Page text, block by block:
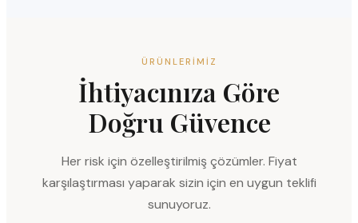
ÜRÜNLERIMIZ
İhtiyacınıza Göre
Doğru Güvence
Her risk için özelleştirilmiş çözümler. Fiyat
karşılaştırması yaparak sizin için en uygun teklifi
sunuyoruz.